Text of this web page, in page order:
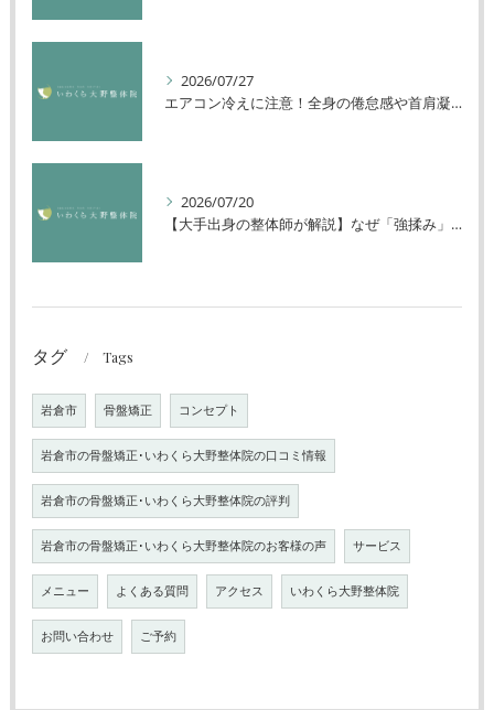
2026/07/27
エアコン冷えに注意！全身の倦怠感や首肩凝りを解消する方法
2026/07/20
【大手出身の整体師が解説】なぜ「強揉み」は体に良くないのか？
タグ Tags
岩倉市 骨盤矯正 コンセプト
岩倉市の骨盤矯正･いわくら大野整体院の口コミ情報
岩倉市の骨盤矯正･いわくら大野整体院の評判
岩倉市の骨盤矯正･いわくら大野整体院のお客様の声 サービス
メニュー よくある質問 アクセス いわくら大野整体院
お問い合わせ ご予約